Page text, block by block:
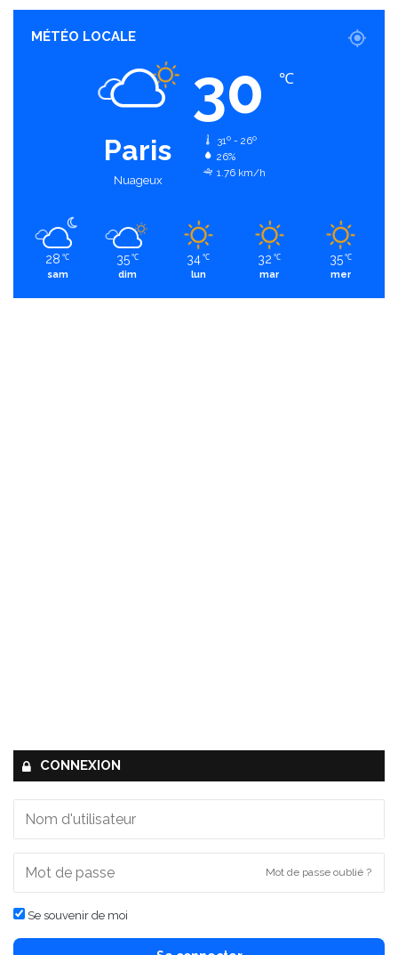
MÉTÉO LOCALE
Paris
Nuageux
30 ℃
31º - 26º
26%
1.76 km/h
28 ℃
sam
35 ℃
dim
34 ℃
lun
32 ℃
mar
35 ℃
mer
CONNEXION
Mot de passe oublié ?
Se souvenir de moi